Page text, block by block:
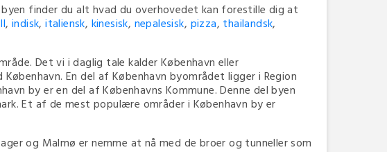
finder du alt hvad du overhovedet kan forestille dig at
,indisk,italiensk, kinesisk, nepalesisk, pizza, thailandsk,
Det vi i daglig tale kalder København eller
En del af København byområdet ligger i Region
by er en del af Københavns Kommune. Denne del byen
Et af de mest populære områder i København by er
og Malmø er nemme at nå med de broer og tunneller som